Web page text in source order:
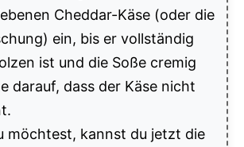
Cheddar-Käse (oder die
ein, bis er vollständig
ist und die Soße cremig
darauf, dass der Käse nicht
möchtest, kannst du jetzt die